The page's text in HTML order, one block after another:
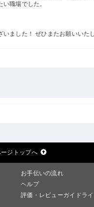
職場でした。
ました！ ぜひまたお願いいた
ージトップへ
お手伝いの流れ
ヘルプ
評価・レビューガイドラ